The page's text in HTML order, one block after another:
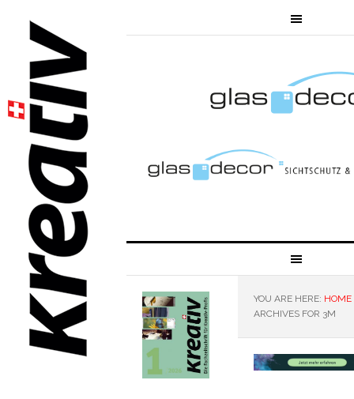
YOU ARE HERE: HOME
ARCHIVES FOR 3M